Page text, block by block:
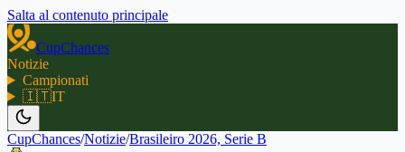
Salta al contenuto principale
CupChances
Notizie
Campionati
🇮🇹IT
CupChances/Notizie/Brasileiro 2026, Serie B